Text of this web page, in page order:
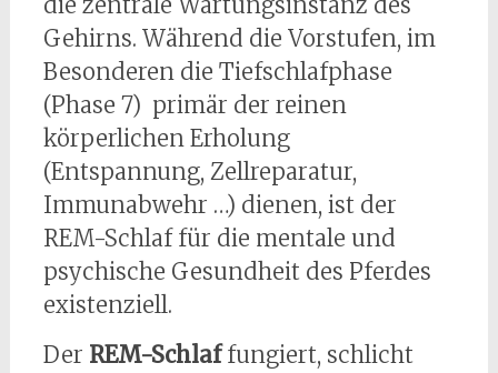
Gehirns. Während die Vorstufen, im
Besonderen die Tiefschlafphase
(Phase 7) primär der reinen
körperlichen Erholung
(Entspannung, Zellreparatur,
Immunabwehr …) dienen, ist der
REM-Schlaf für die mentale und
psychische Gesundheit des Pferdes
existenziell.
Der REM-Schlaffungiert, schlicht